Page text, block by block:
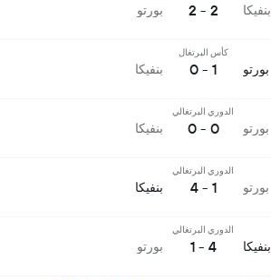
بنفيكا 2 - 2 بورتو
بورتو
كأس البرتغال
1 - 0 بنفيكا
بورتو
الدوري البرتغالي
0 - 0 بنفيكا
بورتو
الدوري البرتغالي
1 - 4 بنفيكا
بنفيكا
الدوري البرتغالي
4 - 1 بورتو